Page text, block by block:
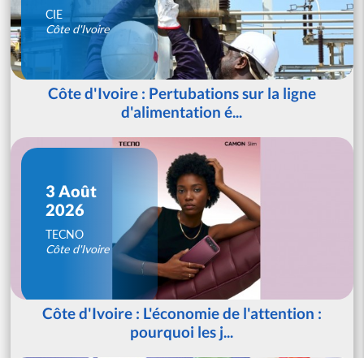
CIE
Côte d'Ivoire
Côte d'Ivoire : Pertubations sur la ligne
d'alimentation é...
3 Août
2026
TECNO
Côte d'Ivoire
Côte d'Ivoire : L'économie de l'attention :
pourquoi les j...